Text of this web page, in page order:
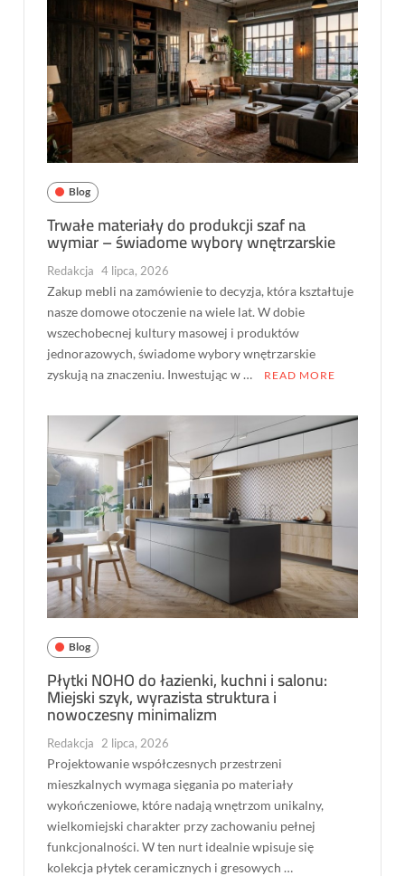
Blog
Trwałe materiały do produkcji szaf na
wymiar – świadome wybory wnętrzarskie
Redakcja 4 lipca, 2026
Zakup mebli na zamówienie to decyzja, która kształtuje
nasze domowe otoczenie na wiele lat. W dobie
wszechobecnej kultury masowej i produktów
jednorazowych, świadome wybory wnętrzarskie
zyskują na znaczeniu. Inwestując w …
READ MORE
Blog
Płytki NOHO do łazienki, kuchni i salonu:
Miejski szyk, wyrazista struktura i
nowoczesny minimalizm
Redakcja 2 lipca, 2026
Projektowanie współczesnych przestrzeni
mieszkalnych wymaga sięgania po materiały
wykończeniowe, które nadają wnętrzom unikalny,
wielkomiejski charakter przy zachowaniu pełnej
funkcjonalności. W ten nurt idealnie wpisuje się
kolekcja płytek ceramicznych i gresowych …